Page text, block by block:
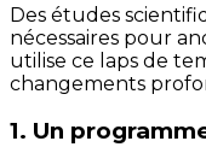
Des études
nécessaires pour
utilise ce laps de
changements
1. Un